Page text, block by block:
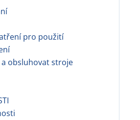
pro použití
obsluhovat stroje